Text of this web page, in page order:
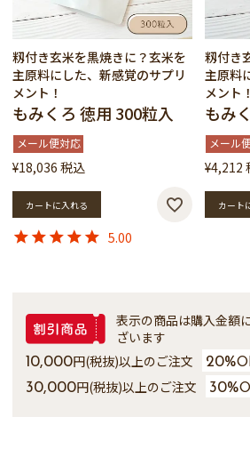
籾付き玄米を黒焼きに？玄米を
主原料にした、新感覚のサプリ
メント！
もみくろ 徳用 300粒入
メール便対応
¥18,036 税込
カートに入れる
5.00
籾付き
主原料
メント！
もみ
メール
¥4,212
カート
表示の商品は購入金額
ざいます
10,000円(税抜)以上のご注文 20%
30,000円(税抜)以上のご注文 30%